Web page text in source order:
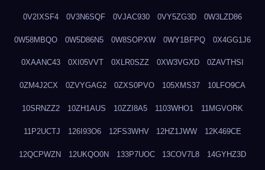
0V2IXSF4 0V3N6SQF 0VJAC930 0VY5ZG3D 0W3LZD86
0W58MBQO 0W5D86N5 0W8SOPXW 0WY1BFPQ 0X4GG1J6
0XAANC43 0XI05VVT 0XLR0SZZ 0XW3VGXD 0ZAVTHSI
0ZM4J2CX 0ZVYGAG2 0ZXS0PVO 105XMS37 10LFO9CA
10SRNZZ2 10ZH1AUS 10ZZI8A5 1103WHO1 11MGVORK
11P2UCTJ 126I93O6 12FS3WHV 12HZ1JWW 12K469CE
12QCPWZN 12UKQO0N 133P7UOC 13COV7L8 14GYHZ3D